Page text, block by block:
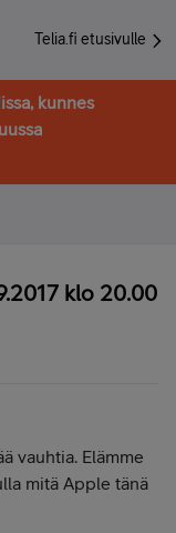
Telia.fi etusivulle
kunnes
klo 20.00
vauhtia. Elämme
mitä Apple tänä